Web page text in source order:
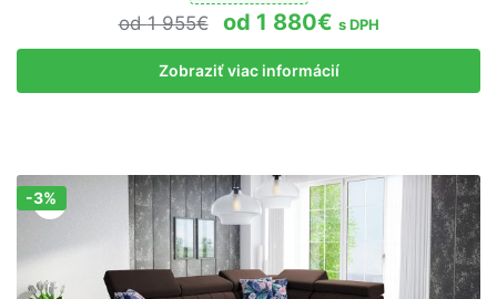
1 955€ 1 880€ s DPH
Zobraziť viac informácií
Zľava!
-3%